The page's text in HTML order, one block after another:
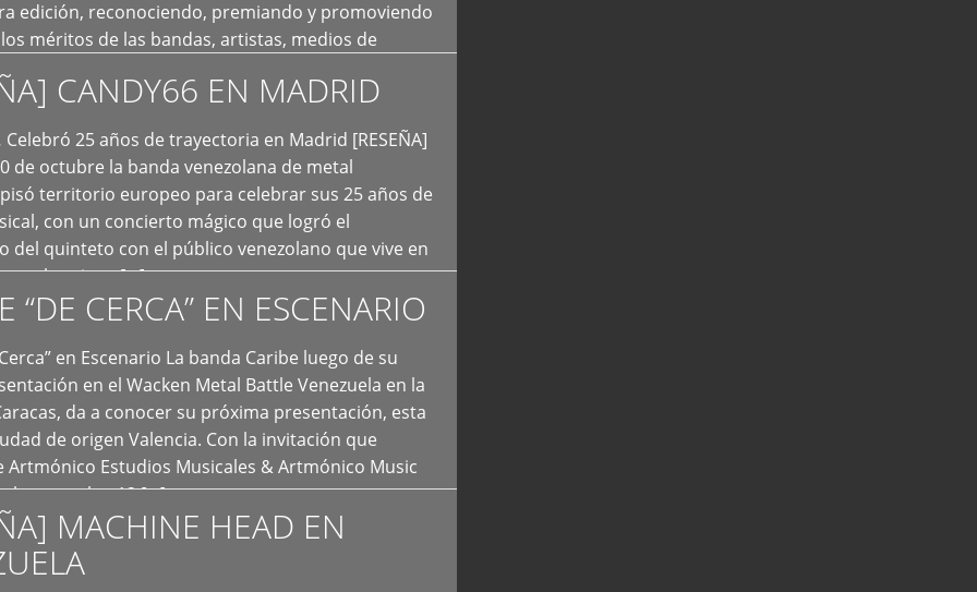
edición, reconociendo, premiando y promoviendo
méritos de las bandas, artistas, medios de
tendencias del metal y […]
CANDY66 EN MADRID
Celebró 25 años de trayectoria en Madrid [RESEÑA]
de octubre la banda venezolana de metal
territorio europeo para celebrar sus 25 años de
con un concierto mágico que logró el
del quinteto con el público venezolano que vive en
que los sigue […]
“DE CERCA” EN ESCENARIO
en Escenario La banda Caribe luego de su
en el Wacken Metal Battle Venezuela en la
da a conocer su próxima presentación, esta
de origen Valencia. Con la invitación que
Artmónico Estudios Musicales & Artmónico Music
cumplen 12 […]
MACHINE HEAD EN